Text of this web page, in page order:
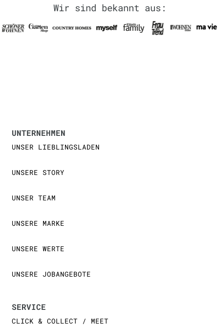
Wir sind bekannt aus:
UNTERNEHMEN
UNSER LIEBLINGSLADEN
UNSERE STORY
UNSER TEAM
UNSERE MARKE
UNSERE WERTE
UNSERE JOBANGEBOTE
SERVICE
CLICK & COLLECT / MEET